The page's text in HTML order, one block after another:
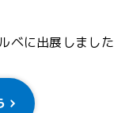
ベに出展しました